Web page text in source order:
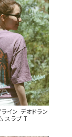
イン デオドラン
スラブ T